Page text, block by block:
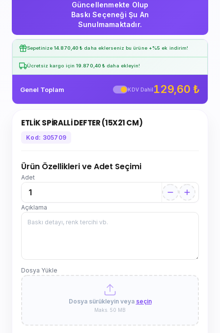
Güncellenmekte Olup
Baskı Seçeneği Şu An
Sunulmamaktadır.
Sepetinize14.870,40 ₺ daha eklerseniz bu ürüne +%5 ek indirim!
Ücretsiz kargo için 19.870,40 ₺ daha ekleyin!
Genel Toplam KDV Dahil 129,60 ₺
ETLİK SPİRALLİ DEFTER (15X21 CM)
Kod: 305709
Ürün Özellikleri ve Adet Seçimi
Adet
Açıklama
Dosya Yükle
Dosya sürükleyin veya seçin
Maks. 50 MB